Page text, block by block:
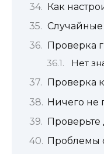
Как
Проверка
Нет
Проверка
Ничего не
Проверьте
Проблемы